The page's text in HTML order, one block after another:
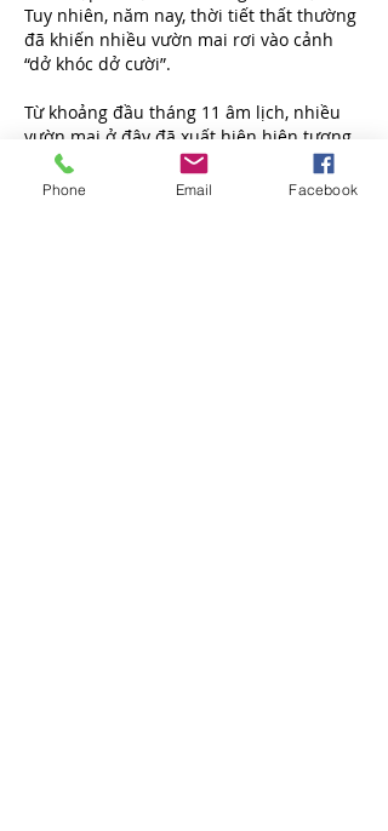
Tuy nhiên, năm nay, thời tiết thất thường
đã khiến nhiều vườn mai rơi vào cảnh
“dở khóc dở cười”.
Từ khoảng đầu tháng 11 âm lịch, nhiều
vườn mai ở đây đã xuất hiện hiện tượng
rụng lá sớm, hé nụ già, thậm chí có cây
nở rộ khắp cành. Những nụ hoa vốn
Phone Email Facebook